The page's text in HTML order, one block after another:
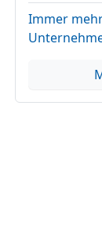
Immer